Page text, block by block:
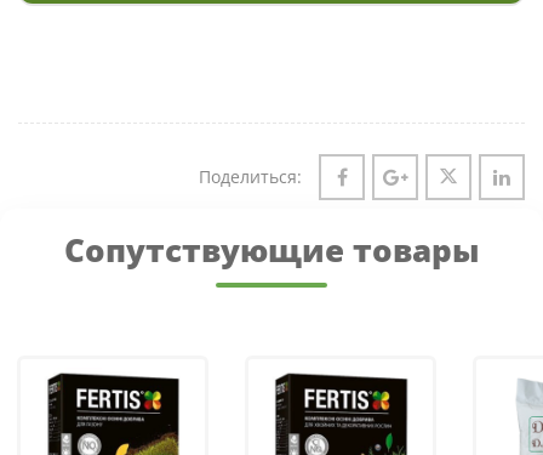
Поделиться:
Сопутствующие товары